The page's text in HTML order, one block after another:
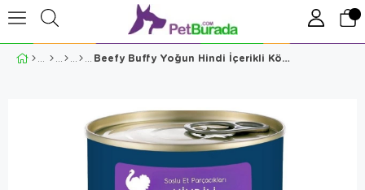
Beefy Buffy Yoğun Hindi İçerikli Köpek Konservesi 415 Gr